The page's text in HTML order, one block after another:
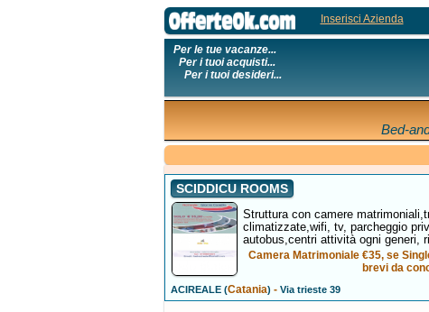
Inserisci Azienda
Per le tue vacanze...
Per i tuoi acquisti...
Per i tuoi desideri...
Bed-
SCIDDICU ROOMS
Struttura con camere
climatizzate,wifi, tv, parcheggio
autobus,centri attività ogni generi,
Camera Matrimoniale €35, se
brevi da
ACIREALE (Catania) -Via trieste 39